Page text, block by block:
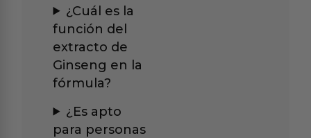
¿Cuál es la
función del
extracto de
Ginseng en la
fórmula?
¿Es apto
para personas